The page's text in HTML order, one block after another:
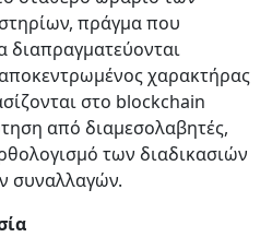
πράγμα που
διαπραγματεύονται
χαρακτήρας
στο blockchain
από διαμεσολαβητές,
των διαδικασιών
συναλλαγών.